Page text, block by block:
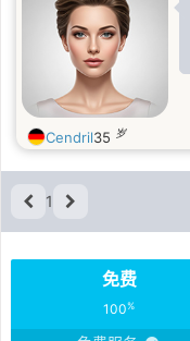
Cendril35 岁
1
免费
100%